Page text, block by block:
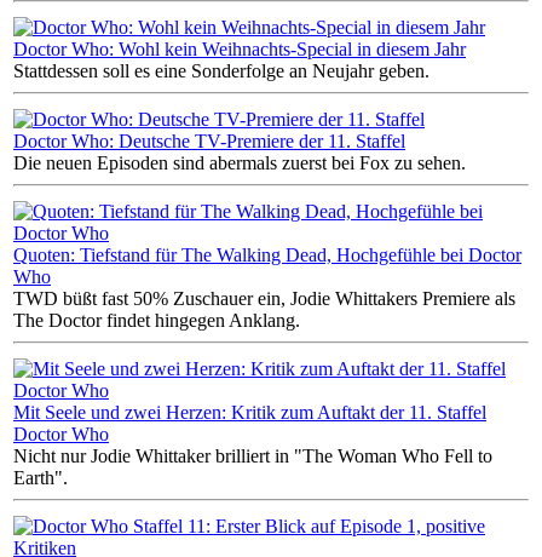
Doctor Who: Wohl kein Weihnachts-Special in diesem Jahr
Stattdessen soll es eine Sonderfolge an Neujahr geben.
Doctor Who: Deutsche TV-Premiere der 11. Staffel
Die neuen Episoden sind abermals zuerst bei Fox zu sehen.
Quoten: Tiefstand für The Walking Dead, Hochgefühle bei Doctor
Who
TWD büßt fast 50% Zuschauer ein, Jodie Whittakers Premiere als
The Doctor findet hingegen Anklang.
Mit Seele und zwei Herzen: Kritik zum Auftakt der 11. Staffel
Doctor Who
Nicht nur Jodie Whittaker brilliert in "The Woman Who Fell to
Earth".